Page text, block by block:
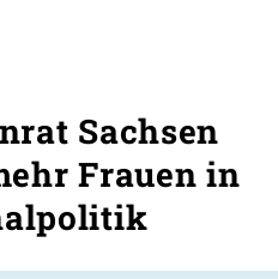
Sachsen
Frauen in